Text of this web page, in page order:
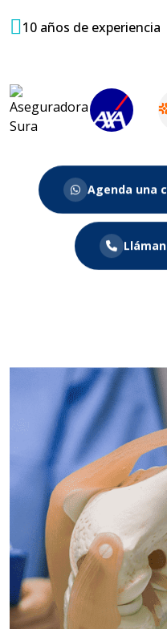
10 años de experiencia
Agenda una